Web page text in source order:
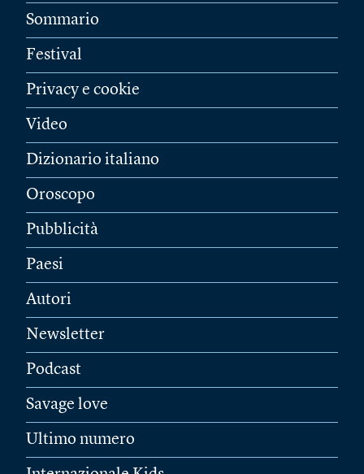
Sommario
Festival
Privacy e cookie
Video
Dizionario italiano
Oroscopo
Pubblicità
Paesi
Autori
Newsletter
Podcast
Savage love
Ultimo numero